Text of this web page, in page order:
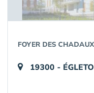
FOYER DES CHADAUX
19300 -